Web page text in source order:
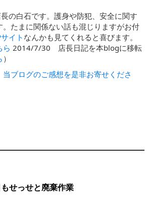
の白石です。護身や防犯、安全に関す
。たまに関係ない話も混じりますがお付
サイトなんかも見てくれると喜びます。
ら 2014/7/30 店長日記を本blogに移転
）
ブログのご感想を是非お寄せくださ
せっせと廃棄作業